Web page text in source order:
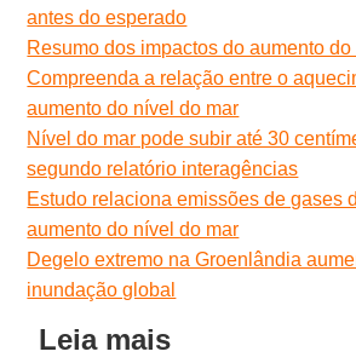
antes do esperado
Resumo dos impactos do aumento
Compreenda a relação entre o
aumento do nível do mar
Nível do mar pode subir até 30
segundo relatório interagências
Estudo relaciona emissões de gases
aumento do nível do mar
Degelo extremo na Groenlândia
inundação global
Leia mais